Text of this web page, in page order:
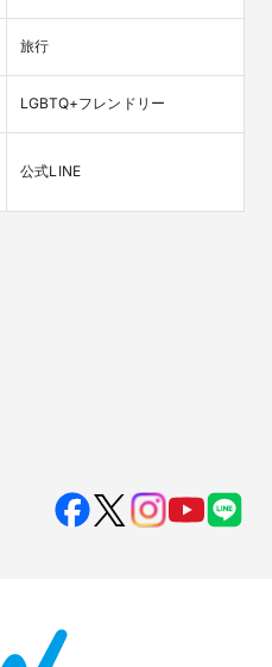
旅行
LGBTQ+フレンドリー
公式LINE